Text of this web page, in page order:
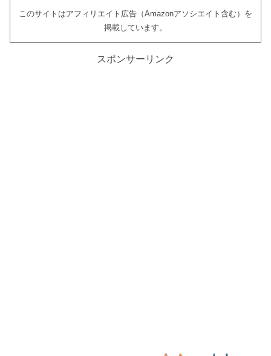
このサイトはアフィリエイト広告（Amazonアソシエイト含む）を
掲載しています。
スポンサーリンク